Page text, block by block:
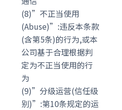
(8)”不正当使用
(Abuse)”:违反本条款
(含第5条)的行为,或本
公司基于合理根据判
定为不正当使用的行
为
(9)”分级运营(信任级
别)”:第10条规定的运